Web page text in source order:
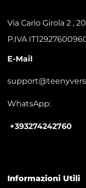
Via Carlo Girola 2 ,
P.IVA
E-Mail
WhatsApp:
+393274242760
Informazioni Utili